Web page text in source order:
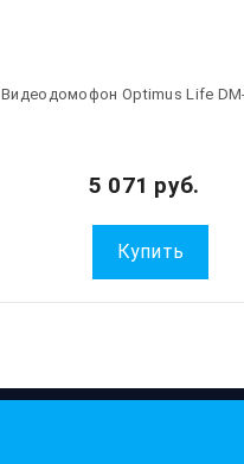
Видеодомофон Optimus Life
5 071 руб.
Купить